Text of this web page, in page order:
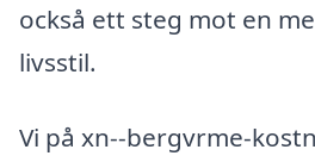
också ett steg mot en
livsstil.
Vi på xn--bergvrme-